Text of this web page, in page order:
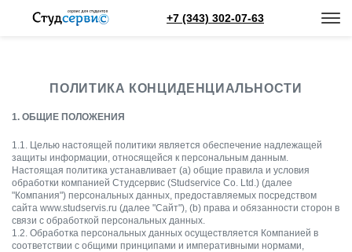
+7 (343) 302-07-63
ПОЛИТИКА КОНЦИДЕНЦИАЛЬНОСТИ
1. ОБЩИЕ ПОЛОЖЕНИЯ
1.1. Целью настоящей политики является обеспечение надлежащей
защиты информации, относящейся к персональным данным.
Настоящая политика устанавливает (a) общие правила и условия
обработки компанией Студсервис (Studservice Co. Ltd.) (далее
"Компания") персональных данных, предоставляемых посредством
сайта www.studservis.ru (далее "Сайт"), (b) права и обязанности сторон в
связи с обработкой персональных данных.
1.2. Обработка персональных данных осуществляется Компанией в
соответствии с общими принципами и императивными нормами,